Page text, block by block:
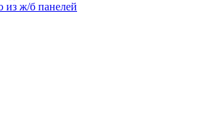
из ж/б панелей